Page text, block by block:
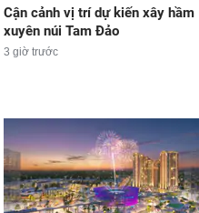
Cận cảnh vị trí dự kiến xây hầm
xuyên núi Tam Đảo
3 giờ trước